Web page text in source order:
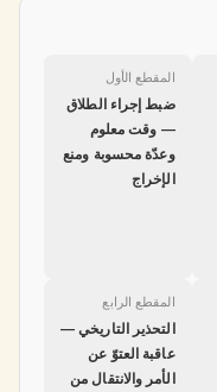
المقطع الأول
ضبط إجراء الطلاق
— وقت معلوم
وعدّة محسوبة ومنع
الإخراج
المقطع الرابع
التحذير التاريخي —
عاقبة العتوّ عن
الأمر والانتقال من